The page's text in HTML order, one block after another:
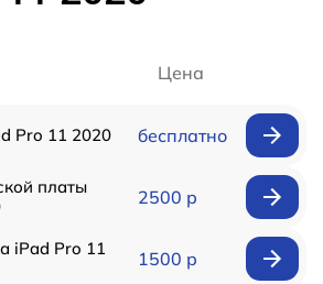
Цена
Pro 11 2020 бесплатно
платы
2500 р
iPad Pro 11
1500 р